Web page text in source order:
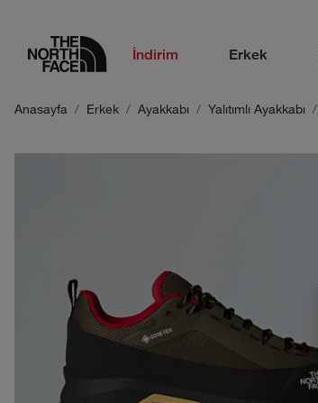
logoİndirim Erkek
Anasayfa Erkek Ayakkabı Yalıtımlı Ayakkabı